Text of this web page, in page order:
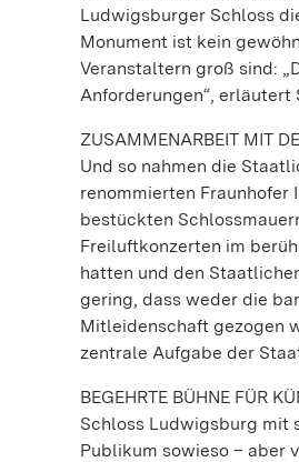
Ludwigsburger Schloss
Monument ist kein
Veranstaltern groß sind:
Anforderungen“,
ZUSAMMENARBEIT MIT
Und so nahmen die
renommierten Fraunhofer
bestückten
Freiluftkonzerten im
hatten und den
gering, dass weder die
Mitleidenschaft gezogen
zentrale Aufgabe der
BEGEHRTE BÜHNE FÜR
Schloss Ludwigsburg mit
Publikum sowieso – aber